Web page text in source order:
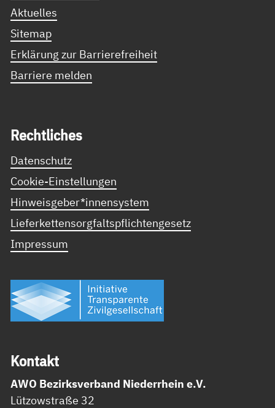
Aktuelles
Sitemap
Erklärung zur Barrierefreiheit
Barriere melden
Recht­li­ches
Datenschutz
Cookie-Einstellungen
Hinweisgeber*innensystem
Lieferkettensorgfaltspflichtengesetz
Impressum
Kon­takt
AWO Bezirksverband Niederrhein e.V.
Lützowstraße 32